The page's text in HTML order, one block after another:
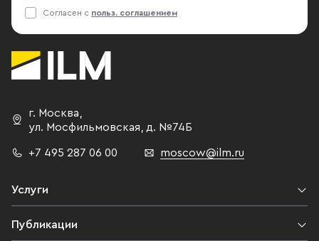
Согласен с польз. соглашением
г. Москва,
ул. Мосфильмовская, д. №74Б
+7 495 287 06 00 moscow@ilm.ru
Услуги
Публикации